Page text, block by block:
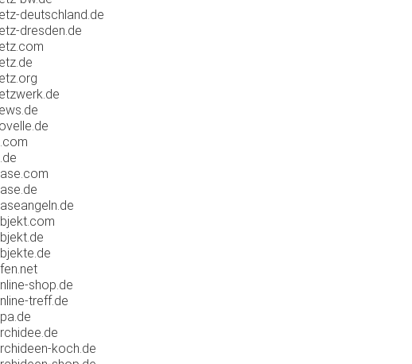
deutschland.de
dresden.de
shop.de
treff.de
koch.de